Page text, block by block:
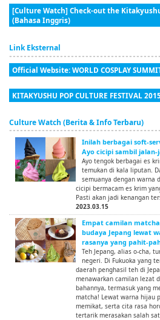
[Culture Watch] Check-out the
(Bahasa Inggris)
Link Eksternal
Official Website: WORLD COSPLAY
KITAKYUSHU POP CULTURE FESTIVAL
Culture Watch (Berita & Info Terbaru)
Inilah berbagai soft-
Ayo cicipi sambil jalan-
Ayo tengok berbagai es
temukan di kala liputan.
semuanya dengan warna
cicipi bermacam es krim
Pasti akan jadi kenangan
2023.03.15
Empat camilan
budaya Jepang lewat
rasanya yang pahit-
Teh Jepang, alias o-cha,
negeri. Di Fukuoka yang
daerah penghasil teh di
menawarkan camilan lezat
bahannya, termasuk yang
matcha! Lewat warna hijau
memikat, serta cita rasa
tertarik merasakan salah